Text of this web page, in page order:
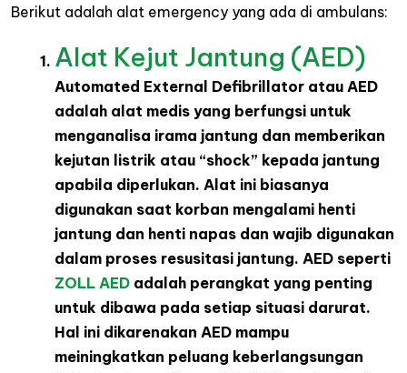
Berikut adalah alat emergency yang ada di ambulans:
Alat Kejut Jantung (AED)
Automated External Defibrillator atau AED
adalah alat medis yang berfungsi untuk
menganalisa irama jantung dan memberikan
kejutan listrik atau “shock” kepada jantung
apabila diperlukan. Alat ini biasanya
digunakan saat korban mengalami henti
jantung dan henti napas dan wajib digunakan
dalam proses resusitasi jantung. AED seperti
ZOLL AED adalah perangkat yang penting
untuk dibawa pada setiap situasi darurat.
Hal ini dikarenakan AED mampu
meiningkatkan peluang keberlangsungan